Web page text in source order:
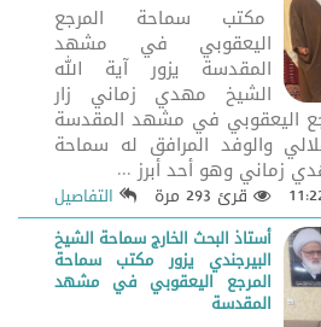
مكتب سماحة المرجع
اليعقوبي في مشهد
المقدسة يزور آية الله
الشيخ مهدي زماني زار
اليعقوبي في مشهد المقدسة
والوفد المرافق له سماحة
زماني وهو أحد أبرز ...
قرئ 293 مرة
التفاصيل
أستاذ البحث الخارج سماحة الشيخ
البيرجندي يزور مكتب سماحة
المرجع اليعقوبي في مشهد
المقدسة